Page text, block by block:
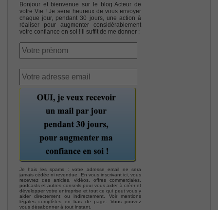
Bonjour et bienvenue sur le blog Acteur de
votre Vie ! Je serai heureux de vous envoyer
chaque jour, pendant 30 jours, une action à
réaliser pour augmenter considérablement
votre confiance en soi ! Il suffit de me donner :
Je hais les spams : votre adresse email ne sera
jamais cédée ni revendue. En vous inscrivant ici, vous
recevrez des articles, vidéos, offres commerciales,
podcasts et autres conseils pour vous aider à créer et
développer votre entreprise et tout ce qui peut vous y
aider directement ou indirectement. Voir mentions
légales complètes en bas de page. Vous pouvez
vous désabonner à tout instant.